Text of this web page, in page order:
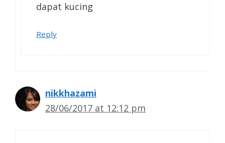
dapat kucing
Reply
nikkhazami
28/06/2017 at 12:12 pm